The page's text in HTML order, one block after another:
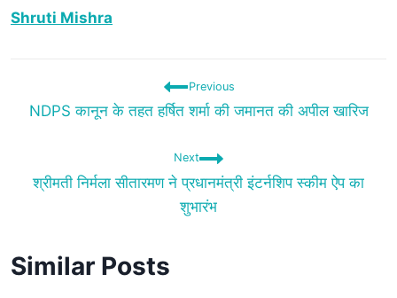
Shruti Mishra
Previous
NDPS कानून के तहत हर्षित शर्मा की जमानत की अपील खारिज
Next
श्रीमती निर्मला सीतारमण ने प्रधानमंत्री इंटर्नशिप स्कीम ऐप का
शुभारंभ
Similar Posts